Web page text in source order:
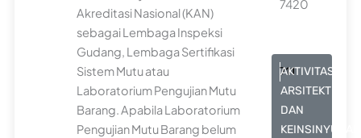
Akreditasi Nasional (KAN)
sebagai Lembaga Inspeksi
Gudang, Lembaga Sertifikasi
Sistem Mutu atau
Laboratorium Pengujian Mutu
Barang. Apabila Laboratorium
Pengujian Mutu Barang belum
7420
711
AKTIVITAS
ARSITEKTUR
DAN
KEINSINYURAN